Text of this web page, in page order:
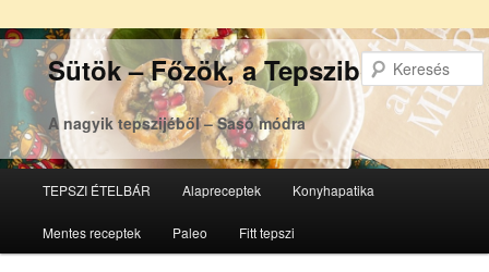
Sütök – Főzök, a Tepsziből
A nagyik tepszijéből – Sasó módra
Tovább
az
Tovább
a
TEPSZI ÉTELBÁR Alapreceptek Konyhapatika
Mentes receptek Paleo Fitt tepszi